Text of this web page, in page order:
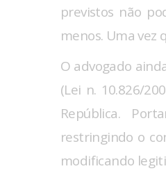
previstos não
menos. Uma vez
O advogado
(Lei n. 10.826/
República.
restringindo o
modificando